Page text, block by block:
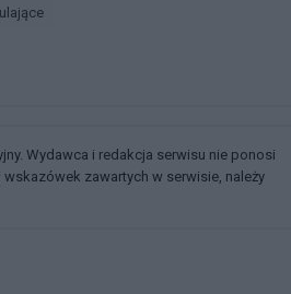
Wydawca i redakcja serwisu nie ponosi
zawartych w serwisie, należy